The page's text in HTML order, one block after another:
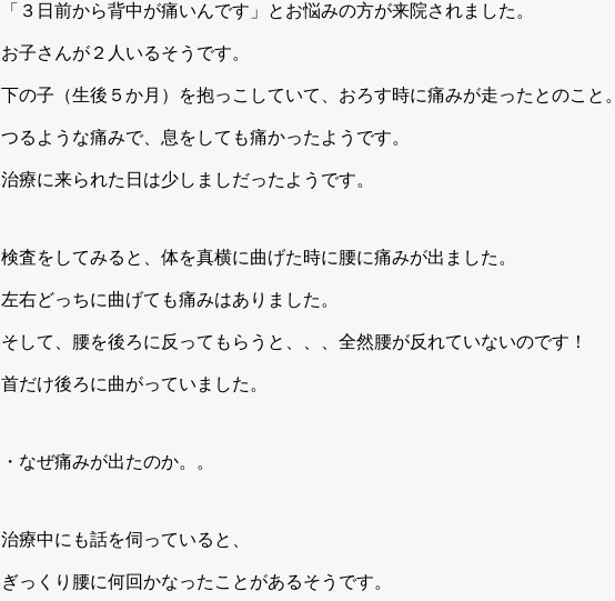
「３日前から背中が痛いんです」とお悩みの方が来院されました。
お子さんが２人いるそうです。
下の子（生後５か月）を抱っこしていて、おろす時に痛みが走ったとのこと。
つるような痛みで、息をしても痛かったようです。
治療に来られた日は少しましだったようです。
検査をしてみると、体を真横に曲げた時に腰に痛みが出ました。
左右どっちに曲げても痛みはありました。
そして、腰を後ろに反ってもらうと、、、全然腰が反れていないのです！
首だけ後ろに曲がっていました。
・なぜ痛みが出たのか。。
治療中にも話を伺っていると、
ぎっくり腰に何回かなったことがあるそうです。